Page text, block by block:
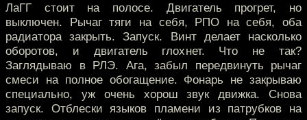
ЛаГГ стоит на полосе. Двигатель прогрет, но
выключен. Рычаг тяги на себя, РПО на себя, оба
радиатора закрыть. Запуск. Винт делает насколько
оборотов, и двигатель глохнет. Что не так?
Заглядываю в РЛЭ. Ага, забыл передвинуть рычаг
смеси на полное обогащение. Фонарь не закрываю
специально, уж очень хорош звук движка. Снова
запуск. Отблески языков пламени из патрубков на